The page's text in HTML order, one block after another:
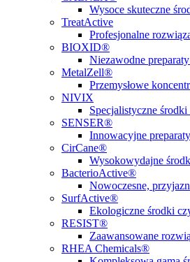
Wysoce skuteczne
TreatActive
Profesjonalne
BIOXID®
Niezawodne
MetalZell®
Przemysłowe
NIVIX
Specjalistyczne
SENSER®
Innowacyjne
CirCane®
Wysokowydajne
BacterioActive®
Nowoczesne,
SurfActive®
Ekologiczne środki
RESIST®
Zaawansowane
RHEA Chemicals®